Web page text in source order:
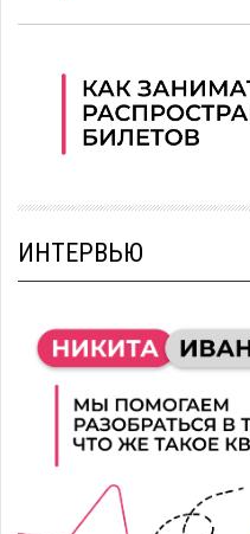
ИНТЕРВЬЮ